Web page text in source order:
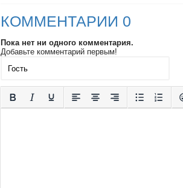
КОММЕНТАРИИ 0
Пока нет ни одного комментария.
Добавьте комментарий первым!